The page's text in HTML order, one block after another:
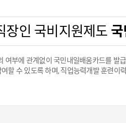
장인 국비지원제도
여부에 관계없이 국민내일배움카드를 발
할 수 있도록 하며, 직업능력개발 훈련이